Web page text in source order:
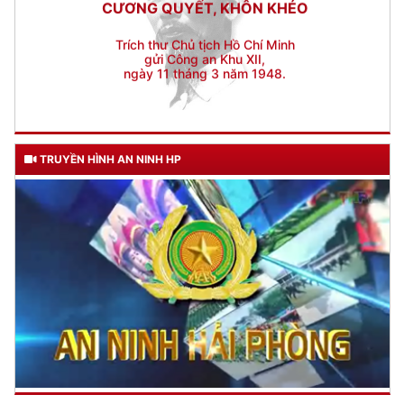
ngày 11 tháng 3 năm 1948.
TRUYỀN HÌNH AN NINH HP